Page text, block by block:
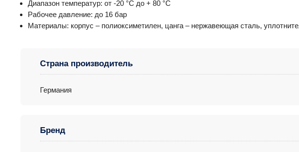
Диапазон температур: от -20 °C до + 80 °C
Рабочее давление: до 16 бар
Материалы: корпус – полиоксиметилен, цанга – нержавеющая сталь,
Страна производитель
Германия
Бренд